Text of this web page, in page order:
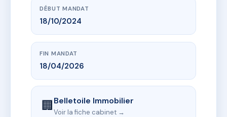
DÉBUT MANDAT
18/10/2024
FIN MANDAT
18/04/2026
🏢Belletoile Immobilier
Voir la fiche cabinet →